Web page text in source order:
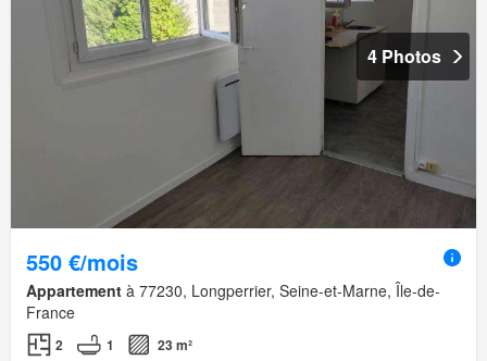
4 Photos
550 €/mois
Appartement à 77230, Longperrier, Seine-et-Marne, Île-de-
France
2 1
23 m²